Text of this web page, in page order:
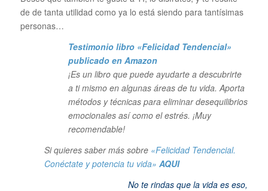
de de tanta utilidad como ya lo está siendo para tantísimas
personas…
Testimonio libro «Felicidad Tendencial»
publicado en Amazon
¡Es un libro que puede ayudarte a descubrirte
a ti mismo en algunas áreas de tu vida. Aporta
métodos y técnicas para eliminar desequilibrios
emocionales así como el estrés. ¡Muy
recomendable!
Si quieres saber más sobre «Felicidad Tendencial.
Conéctate y potencia tu vida» AQUI
No te rindas que la vida es eso,